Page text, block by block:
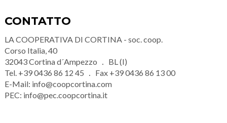
CONTATTO
LA COOPERATIVA DI CORTINA - soc. coop.
Corso Italia, 40
32043Cortina d´Ampezzo
BL (I)
Tel. +39 0436 86 12 45 Fax +39 0436 86 13 00
E-Mail: info@coopcortina.com
PEC: info@pec.coopcortina.it